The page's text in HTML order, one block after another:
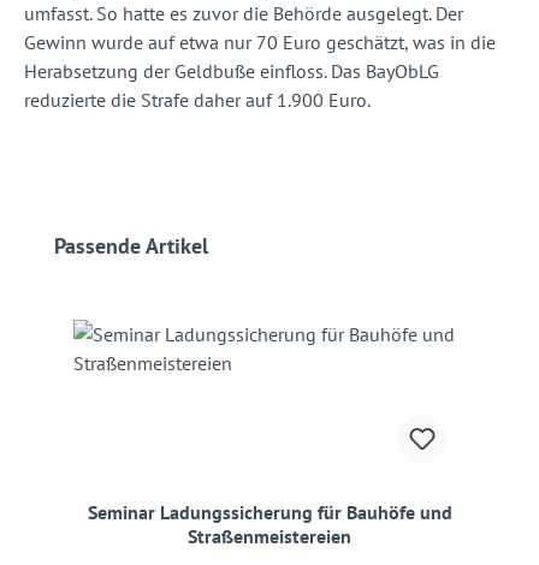
umfasst. So hatte es zuvor die Behörde ausgelegt. Der
Gewinn wurde auf etwa nur 70 Euro geschätzt, was in die
Herabsetzung der Geldbuße einfloss. Das BayObLG
reduzierte die Strafe daher auf 1.900 Euro.
Produktgalerie überspringen
Passende Artikel
Seminar Ladungssicherung für Bauhöfe und
Straßenmeistereien